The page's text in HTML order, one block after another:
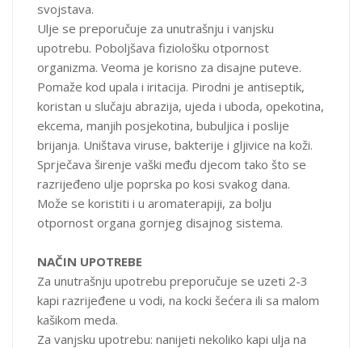
PAKOVANJE
25 ml
svojstava.
Ulje se preporučuje za unutrašnju i vanjsku
upotrebu. Poboljšava fiziološku otpornost
organizma. Veoma je korisno za disajne puteve.
Pomaže kod upala i iritacija. Pirodni je antiseptik,
koristan u slučaju abrazija, ujeda i uboda, opekotina,
ekcema, manjih posjekotina, bubuljica i poslije
brijanja. Uništava viruse, bakterije i gljivice na koži.
Sprječava širenje vaški među djecom tako što se
razrijeđeno ulje poprska po kosi svakog dana.
Može se koristiti i u aromaterapiji, za bolju
otpornost organa gornjeg disajnog sistema.
NAČIN UPOTREBE
Za unutrašnju upotrebu preporučuje se uzeti 2-3
kapi razrijeđene u vodi, na kocki šećera ili sa malom
kašikom meda.
Za vanjsku upotrebu: nanijeti nekoliko kapi ulja na